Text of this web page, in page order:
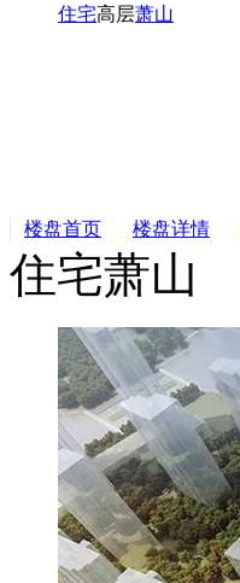
住宅高层萧山
楼盘首页 楼盘详情
住宅萧山